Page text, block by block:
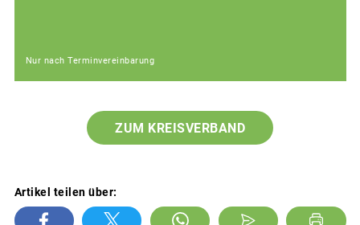
Nur nach Terminvereinbarung
ZUM KREISVERBAND
Artikel teilen über: